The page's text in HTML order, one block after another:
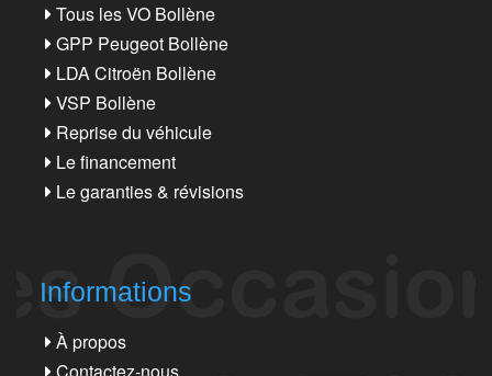
Tous les VO Bollène
GPP Peugeot Bollène
LDA Citroën Bollène
VSP Bollène
Reprise du véhicule
Le financement
Le garanties & révisions
Informations
À propos
Contactez-nous